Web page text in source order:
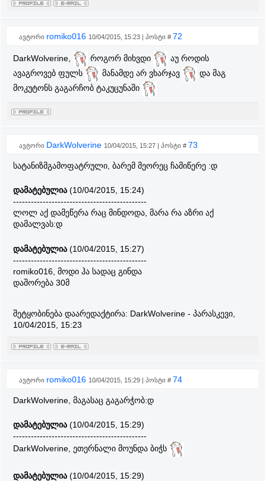
ავტორი romiko016 10/04/2015, 15:23 | პოსტი # 72
DarkWolverine, როგორ მიხვდი
აუ როდის
ავაგროვებ ფულს
მანამდე არ ვხარჯავ
და მაგ
მოკუტონს გაგარჩობ ტაკუცუნაში
ავტორი DarkWolverine 10/04/2015, 15:27 | პოსტი # 73
სატანიზმგამოფატრული, ბარემ მეორეც ჩამიწერე :დ
დამატებულია (10/04/2015, 15:24)
---------------------------------------------
ლოლ აქ დამეწერა რაც მინდოდა, მარა რა აზრი აქ
დამალვას:დ
დამატებულია (10/04/2015, 15:27)
---------------------------------------------
romiko016, მოდი ჰა სადაც გინდა
დაშორება 30მ
შეტყობინება დაარედაქტირა: DarkWolverine - პარასკევი,
10/04/2015, 15:23
ავტორი romiko016 10/04/2015, 15:29 | პოსტი # 74
DarkWolverine, მაგასაც გაგარჭობ:დ
დამატებულია (10/04/2015, 15:29)
---------------------------------------------
DarkWolverine, ეთერნალი მოუნდა ბიჭს
დამატებულია (10/04/2015, 15:29)